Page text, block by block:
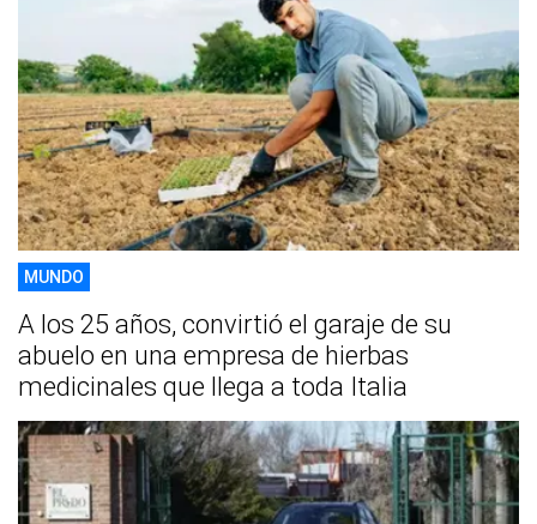
MUNDO
A los 25 años, convirtió el garaje de su
abuelo en una empresa de hierbas
medicinales que llega a toda Italia